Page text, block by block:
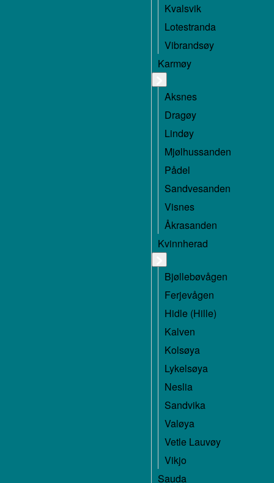
Kvalsvik
Lotestranda
Vibrandsøy
Karmøy
Aksnes
Dragøy
Lindøy
Mjølhussanden
Pådel
Sandvesanden
Visnes
Åkrasanden
Kvinnherad
Bjøllebøvågen
Ferjevågen
Hidle (Hille)
Kalven
Kolsøya
Lykelsøya
Neslia
Sandvika
Valøya
Vetle Lauvøy
Vikjo
Sauda